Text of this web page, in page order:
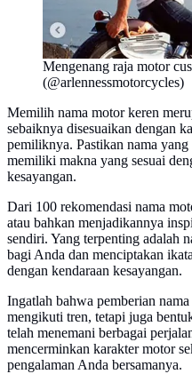
Mengenang raja motor
(@arlennessmotorcycles)
Memilih nama motor keren
sebaiknya disesuaikan dengan
pemiliknya. Pastikan nama
memiliki makna yang sesuai
kesayangan.
Dari 100 rekomendasi nama
atau bahkan menjadikannya
sendiri. Yang terpenting adalah
bagi Anda dan menciptakan
dengan kendaraan kesayangan.
Ingatlah bahwa pemberian
mengikuti tren, tetapi juga
telah menemani berbagai
mencerminkan karakter motor
pengalaman Anda bersamanya.